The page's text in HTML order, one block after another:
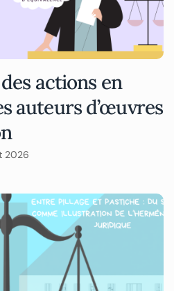
actions en
auteurs d’œuvres
2026